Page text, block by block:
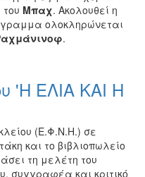
Μπαχ. Ακολουθεί η
ολοκληρώνεται
.
'Η ΕΛΙΑ ΚΑΙ Η
(Ε.Φ.Ν.Η.) σε
και το βιβλιοπωλείο
τη μελέτη του
συγγραφέα και κριτικό